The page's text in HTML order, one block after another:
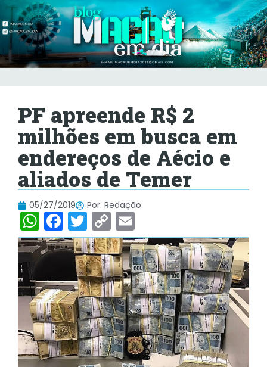
PF apreende R$ 2
milhões em busca em
endereços de Aécio e
aliados de Temer
05/27/2019 Por: Redação
W
h
at
s
A
p
p
F
a
c
e
b
o
o
k
T
w
itt
er
C
o
p
y
Li
n
k
m
ai
l